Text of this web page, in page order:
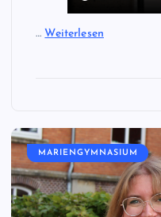
… Weiterlesen
MARIENGYMNASIUM